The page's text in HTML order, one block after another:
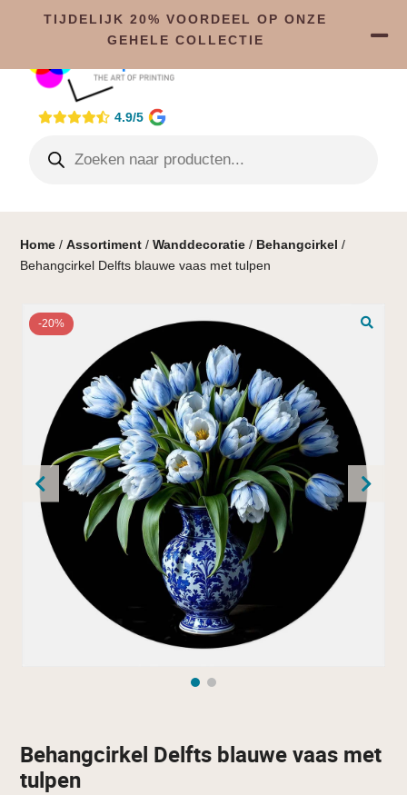
4.9/5
Home /Assortiment /Wanddecoratie / Behangcirkel /
Behangcirkel Delfts blauwe vaas met tulpen
-20%
Behangcirkel Delfts blauwe vaas met
tulpen
TIJDELIJK 20% VOORDEEL OP ONZE
GEHELE COLLECTIE